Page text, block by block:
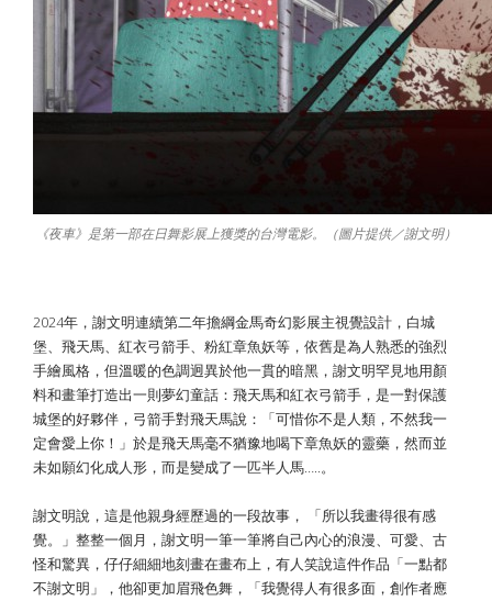
《夜車》是第一部在日舞影展上獲獎的台灣電影。（圖片提供／謝文明）
2024年，謝文明連續第二年擔綱金馬奇幻影展主視覺設計，白城
堡、飛天馬、紅衣弓箭手、粉紅章魚妖等，依舊是為人熟悉的強烈
手繪風格，但溫暖的色調迥異於他一貫的暗黑，謝文明罕見地用顏
料和畫筆打造出一則夢幻童話：飛天馬和紅衣弓箭手，是一對保護
城堡的好夥伴，弓箭手對飛天馬說：「可惜你不是人類，不然我一
定會愛上你！」於是飛天馬毫不猶豫地喝下章魚妖的靈藥，然而並
未如願幻化成人形，而是變成了一匹半人馬…..。
謝文明說，這是他親身經歷過的一段故事， 「所以我畫得很有感
覺。」整整一個月，謝文明一筆一筆將自己內心的浪漫、可愛、古
怪和驚異，仔仔細細地刻畫在畫布上，有人笑說這件作品「一點都
不謝文明」，他卻更加眉飛色舞，「我覺得人有很多面，創作者應